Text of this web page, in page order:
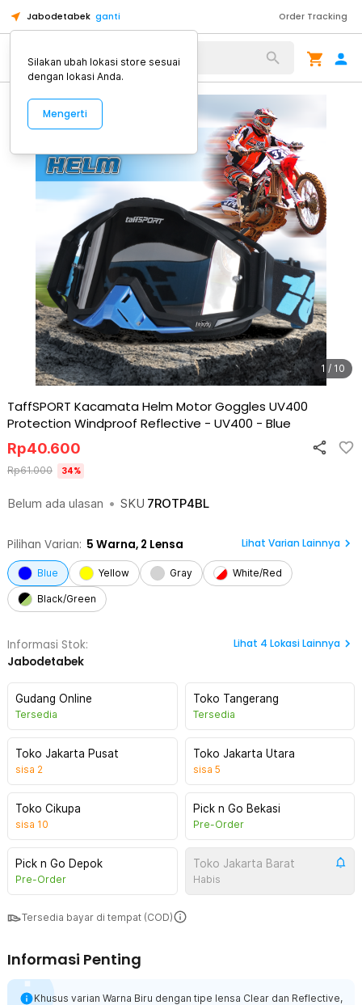
Jabodetabek ganti Order Tracking
Alat Kopi
1 / 10
TaffSPORT Kacamata Helm Motor Goggles UV400
Protection Windproof Reflective - UV400 - Blue
Belum ada ulasan • SKU 7ROTP4BL
Rp40.600
Rp61.000 34%
Pilihan Varian: 5 Warna, 2 Lensa Lihat Varian Lainnya
Blue Yellow Gray White/Red
Black/Green
Informasi Stok:
Jabodetabek
Lihat 4 Lokasi Lainnya
Gudang Online
Tersedia
Toko Tangerang
Tersedia
Toko Jakarta Pusat
sisa 2
Toko Jakarta Utara
sisa 5
Toko Cikupa
sisa 10
Pick n Go Bekasi
Pre-Order
Pick n Go Depok
Pre-Order
Toko Jakarta Barat
Habis
Tersedia bayar di tempat (COD)
Informasi Penting
Khusus varian Warna Biru dengan tipe lensa Clear dan Reflective,
Silakan ubah lokasi store sesuai
dengan lokasi Anda.
Mengerti